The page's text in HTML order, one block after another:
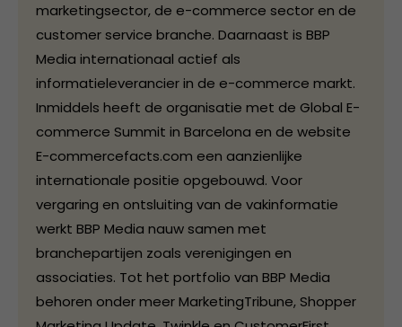
marketingsector, de e-commerce sector en de
customer service branche. Daarnaast is BBP
Media internationaal actief als
informatieleverancier in de e-commerce markt.
Inmiddels heeft de organisatie met de Global E-
commerce Summit in Barcelona en de website
E-commercefacts.com een aanzienlijke
internationale positie opgebouwd. Voor
vergaring en ontsluiting van de vakinformatie
werkt BBP Media nauw samen met
branchepartijen zoals verenigingen en
associaties. Tot het portfolio van BBP Media
behoren onder meer MarketingTribune, Shopper